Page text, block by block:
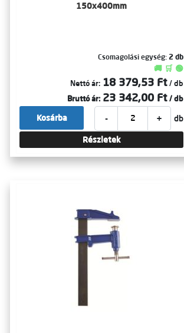
150x400mm
Csomagolási egység: 2 db
🚚 🛒 🟢
Nettó ár: 18 379,53 Ft / db
Bruttó ár: 23 342,00 Ft / db
- + db
Kosárba
Részletek